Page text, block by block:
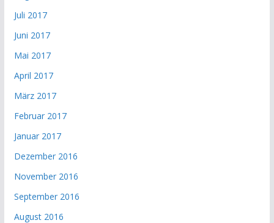
Juli 2017
Juni 2017
Mai 2017
April 2017
März 2017
Februar 2017
Januar 2017
Dezember 2016
November 2016
September 2016
August 2016